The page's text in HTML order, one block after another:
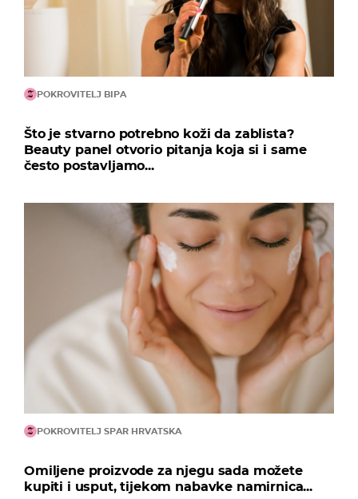
POKROVITELJ BIPA
Što je stvarno potrebno koži da zablista?
Beauty panel otvorio pitanja koja si i same
često postavljamo...
POKROVITELJ SPAR HRVATSKA
Omiljene proizvode za njegu sada možete
kupiti i usput, tijekom nabavke namirnica...